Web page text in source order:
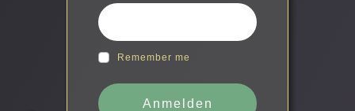
Remember me
Anmelden